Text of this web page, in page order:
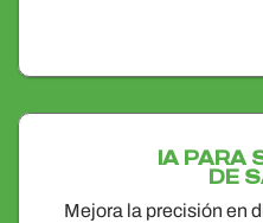
IA PARA
DE
Mejora la precisión en